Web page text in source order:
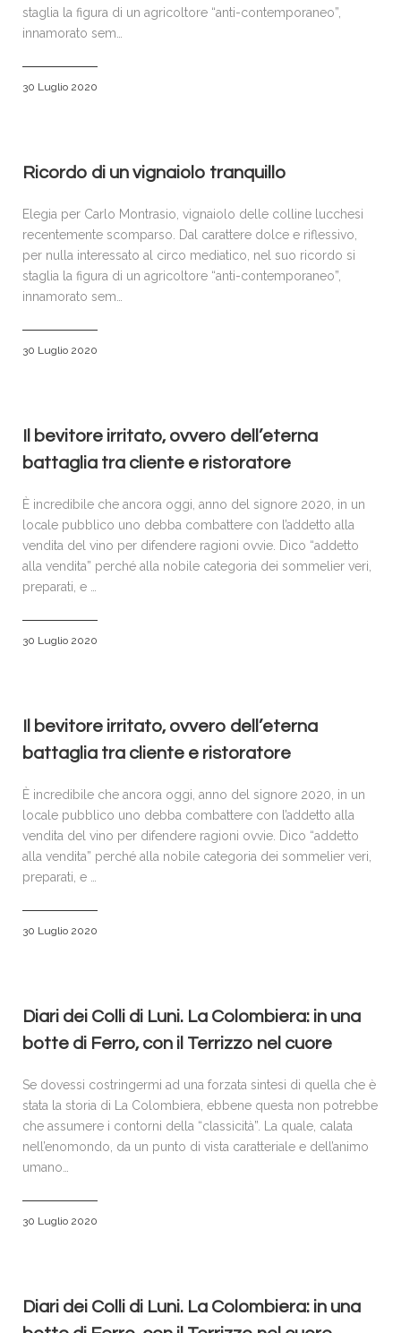
staglia la figura di un agricoltore “anti-contemporaneo”,
innamorato sem…
30 Luglio 2020
Ricordo di un vignaiolo tranquillo
Elegia per Carlo Montrasio, vignaiolo delle colline lucchesi
recentemente scomparso. Dal carattere dolce e riflessivo,
per nulla interessato al circo mediatico, nel suo ricordo si
staglia la figura di un agricoltore “anti-contemporaneo”,
innamorato sem…
30 Luglio 2020
Il bevitore irritato, ovvero dell’eterna
battaglia tra cliente e ristoratore
È incredibile che ancora oggi, anno del signore 2020, in un
locale pubblico uno debba combattere con l’addetto alla
vendita del vino per difendere ragioni ovvie. Dico “addetto
alla vendita” perché alla nobile categoria dei sommelier veri,
preparati, e …
30 Luglio 2020
Il bevitore irritato, ovvero dell’eterna
battaglia tra cliente e ristoratore
È incredibile che ancora oggi, anno del signore 2020, in un
locale pubblico uno debba combattere con l’addetto alla
vendita del vino per difendere ragioni ovvie. Dico “addetto
alla vendita” perché alla nobile categoria dei sommelier veri,
preparati, e …
30 Luglio 2020
Diari dei Colli di Luni. La Colombiera: in una
botte di Ferro, con il Terrizzo nel cuore
Se dovessi costringermi ad una forzata sintesi di quella che è
stata la storia di La Colombiera, ebbene questa non potrebbe
che assumere i contorni della “classicità”. La quale, calata
nell’enomondo, da un punto di vista caratteriale e dell’animo
umano…
30 Luglio 2020
Diari dei Colli di Luni. La Colombiera: in una